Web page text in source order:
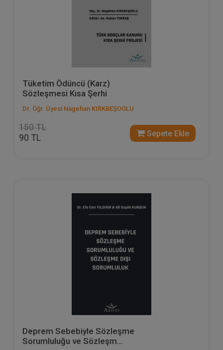
Tüketim Ödüncü (Karz)
Sözleşmesi Kısa Şerhi
Dr. Öğr. Üyesi Nagehan KIRKBEŞOGLU
150 TL
90 TL Sepete Ekle
Deprem Sebebiyle Sözleşme
Sorumluluğu ve Sözleşm...